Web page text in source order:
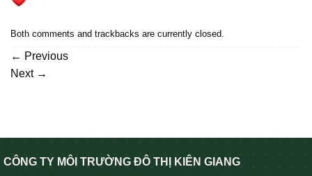
Both comments and trackbacks are currently closed.
← Previous
Next →
CÔNG TY MÔI TRƯỜNG ĐÔ THỊ KIÊN GIANG